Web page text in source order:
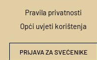
Pravila privatnosti
Opći uvjeti korištenja
PRIJAVA ZA SVEĆENIKE